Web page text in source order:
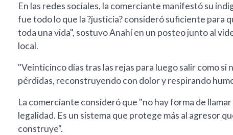
En las redes sociales, la comerciante manifestó su
fue todo lo que la ?justicia? consideró suficiente para
toda una vida", sostuvo Anahí en un posteo junto al
local.
"Veinticinco días tras las rejas para luego salir como
pérdidas, reconstruyendo con dolor y respirando
La comerciante consideró que "no hay forma de
legalidad. Es un sistema que protege más al agresor
construye".